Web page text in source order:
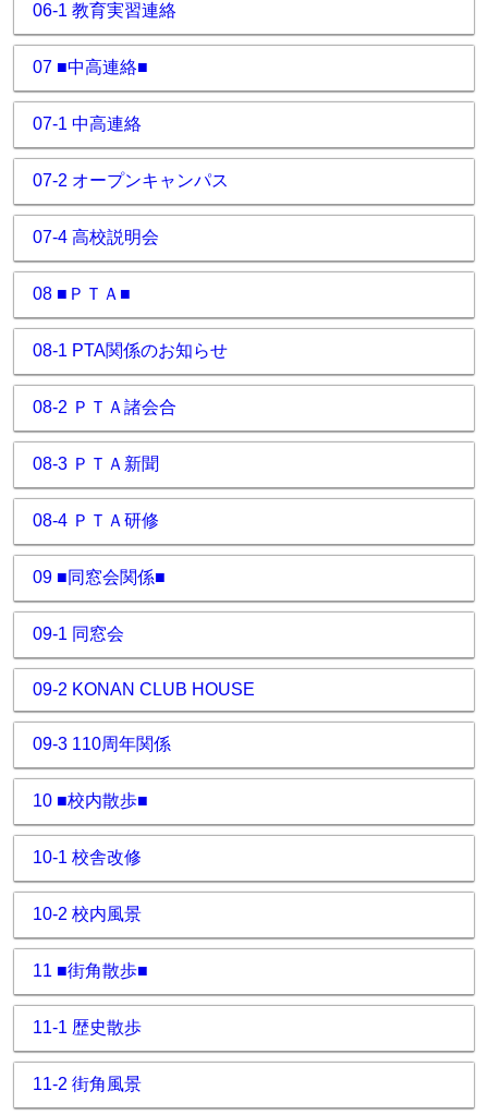
06-1 教育実習連絡
07 ■中高連絡■
07-1 中高連絡
07-2 オープンキャンパス
07-4 高校説明会
08 ■ＰＴＡ■
08-1 PTA関係のお知らせ
08-2 ＰＴＡ諸会合
08-3 ＰＴＡ新聞
08-4 ＰＴＡ研修
09 ■同窓会関係■
09-1 同窓会
09-2 KONAN CLUB HOUSE
09-3 110周年関係
10 ■校内散歩■
10-1 校舎改修
10-2 校内風景
11 ■街角散歩■
11-1 歴史散歩
11-2 街角風景